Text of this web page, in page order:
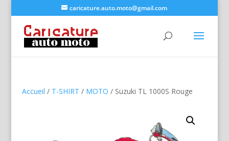
caricature.auto.moto@gmail.com
Accueil / T-SHIRT / MOTO / Suzuki TL 1000S Rouge